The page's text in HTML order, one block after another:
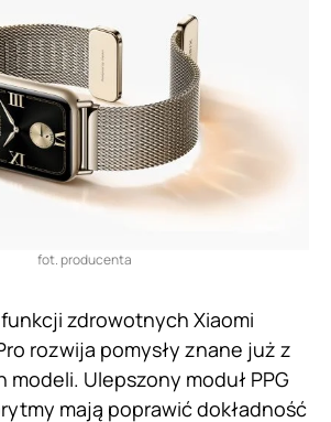
fot. producenta
zdrowotnych Xiaomi
rozwija pomysły znane już z
Ulepszony moduł PPG
mają poprawić dokładność